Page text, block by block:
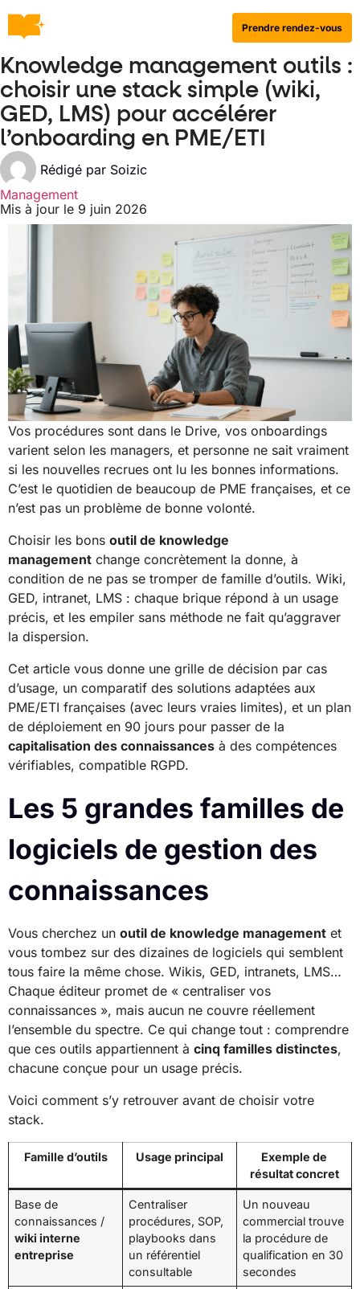
Prendre rendez-vous
Knowledge management outils :
choisir une stack simple (wiki,
GED, LMS) pour accélérer
l’onboarding en PME/ETI
Rédigé par Soizic
Management
Mis à jour le 9 juin 2026
Vos procédures sont dans le Drive, vos onboardings
varient selon les managers, et personne ne sait vraiment
si les nouvelles recrues ont lu les bonnes informations.
C’est le quotidien de beaucoup de PME françaises, et ce
n’est pas un problème de bonne volonté.
Choisir les bons outil de knowledge
management change concrètement la donne, à
condition de ne pas se tromper de famille d’outils. Wiki,
GED, intranet, LMS : chaque brique répond à un usage
précis, et les empiler sans méthode ne fait qu’aggraver
la dispersion.
Cet article vous donne une grille de décision par cas
d’usage, un comparatif des solutions adaptées aux
PME/ETI françaises (avec leurs vraies limites), et un plan
de déploiement en 90 jours pour passer de la
capitalisation des connaissances à des compétences
vérifiables, compatible RGPD.
Les 5 grandes familles de
logiciels de gestion des
connaissances
Vous cherchez un outil de knowledge management et
vous tombez sur des dizaines de logiciels qui semblent
tous faire la même chose. Wikis, GED, intranets, LMS…
Chaque éditeur promet de « centraliser vos
connaissances », mais aucun ne couvre réellement
l’ensemble du spectre. Ce qui change tout : comprendre
que ces outils appartiennent à cinq familles distinctes,
chacune conçue pour un usage précis.
Voici comment s’y retrouver avant de choisir votre
stack.
Famille d’outils Usage principal
Exemple de
résultat concret
Base de
connaissances /
wiki interne
entreprise
Centraliser
procédures, SOP,
playbooks dans
un référentiel
consultable
Un nouveau
commercial trouve
la procédure de
qualification en 30
secondes